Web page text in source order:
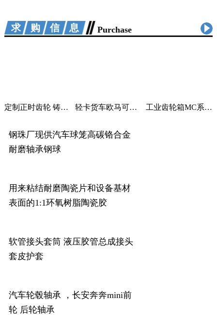
求购信息 Purchase
定制正时齿轮 铸铁曲轴加工 适用汽车机械 轻卡货车欧马可采尔孚变速箱ZF5S400V变速箱 工业齿轮箱MC系列大功率减速机M系列直角变速器平行变速箱
钢珠厂现供汽车球笼高碳铬合金
耐磨轴承钢球
用来粘结耐磨陶瓷片和设备基材
表面的1:1环氧树脂陶瓷胶
软管接头套筒 液压胶管总成接头
套皮护套
汽车轮毂轴承 ，长安奔奔mini前
轮 后轮轴承